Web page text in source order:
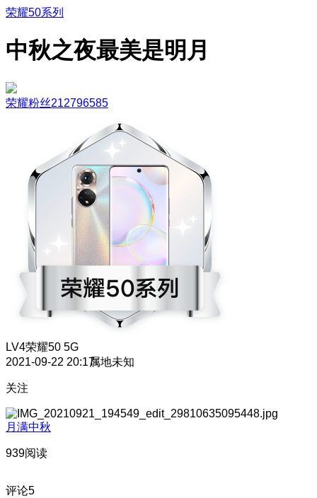
荣耀50系列
中秋之夜最美是明月
荣耀粉丝212796585
LV4荣耀50 5G
2021-09-22 20:17属地未知
关注
月满中秋
939阅读
评论5